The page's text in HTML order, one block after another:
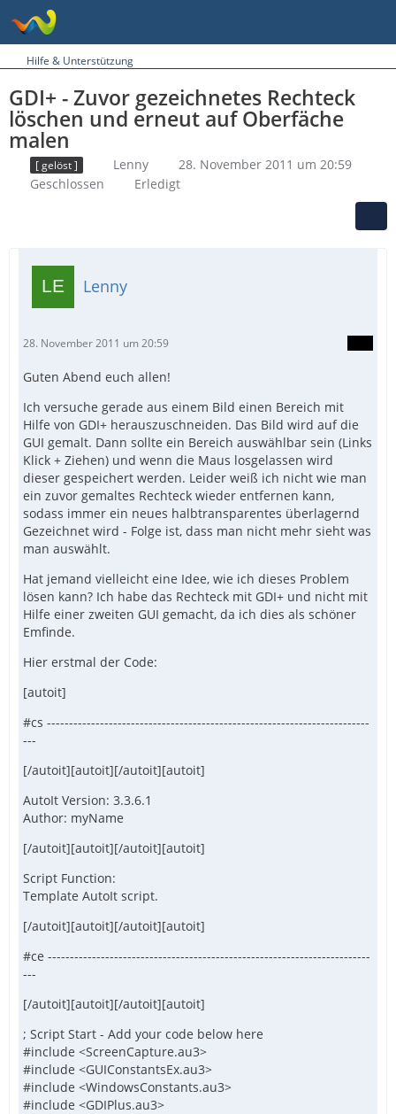
Hilfe & Unterstützung
GDI+ - Zuvor gezeichnetes Rechteck
löschen und erneut auf Oberfäche
malen
[ gelöst ] Lenny
28. November 2011 um 20:59
Geschlossen
Erledigt
Lenny
28. November 2011 um 20:59
Guten Abend euch allen!
Ich versuche gerade aus einem Bild einen Bereich mit
Hilfe von GDI+ herauszuschneiden. Das Bild wird auf die
GUI gemalt. Dann sollte ein Bereich auswählbar sein (Links
Klick + Ziehen) und wenn die Maus losgelassen wird
dieser gespeichert werden. Leider weiß ich nicht wie man
ein zuvor gemaltes Rechteck wieder entfernen kann,
sodass immer ein neues halbtransparentes überlagernd
Gezeichnet wird - Folge ist, dass man nicht mehr sieht was
man auswählt.
Hat jemand vielleicht eine Idee, wie ich dieses Problem
lösen kann? Ich habe das Rechteck mit GDI+ und nicht mit
Hilfe einer zweiten GUI gemacht, da ich dies als schöner
Emfinde.
Hier erstmal der Code:
[autoit]
#cs -------------------------------------------------------------------------
---
[/autoit][autoit][/autoit][autoit]
AutoIt Version: 3.3.6.1
Author: myName
[/autoit][autoit][/autoit][autoit]
Script Function:
Template AutoIt script.
[/autoit][autoit][/autoit][autoit]
#ce -------------------------------------------------------------------------
---
[/autoit][autoit][/autoit][autoit]
; Script Start - Add your code below here
#include <ScreenCapture.au3>
#include <GUIConstantsEx.au3>
#include <WindowsConstants.au3>
#include <GDIPlus.au3>